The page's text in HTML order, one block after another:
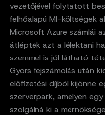
vezetőjével folytatott
felhőalapú MI-költségek
Microsoft Azure számlái
átlépték azt a lélektani
szemmel is jól látható
Gyors fejszámolás után
előfizetési díjból kijönne
szerverpark, amelyen
szolgálná ki a